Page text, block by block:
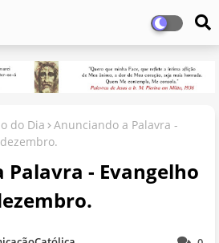
do Dia
Anunciando a Palavra -
- Evangelho